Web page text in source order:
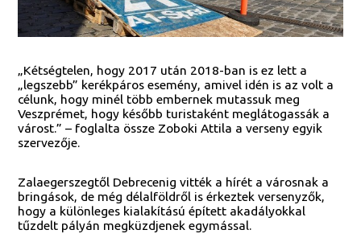
„Kétségtelen, hogy 2017 után 2018-ban is ez lett a
„legszebb” kerékpáros esemény, amivel idén is az volt a
célunk, hogy minél több embernek mutassuk meg
Veszprémet, hogy később turistaként meglátogassák a
várost.” – foglalta össze Zoboki Attila a verseny egyik
szervezője.
Zalaegerszegtől Debrecenig vitték a hírét a városnak a
bringások, de még délalföldről is érkeztek versenyzők,
hogy a különleges kialakítású épített akadályokkal
tűzdelt pályán megküzdjenek egymással.